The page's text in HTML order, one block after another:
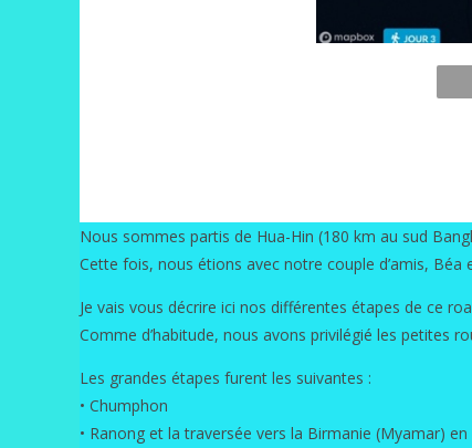
Nous sommes partis de Hua-Hin (180 km au sud
Cette fois, nous étions avec notre couple d’amis, Béa
Je vais vous décrire ici nos différentes étapes de ce
Comme d’habitude, nous avons privilégié les petites
Les grandes étapes furent les suivantes :
• Chumphon
• Ranong et la traversée vers la Birmanie (Myamar) en